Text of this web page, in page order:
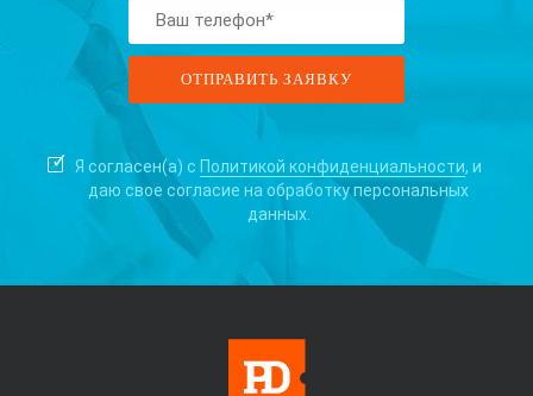
Я согласен(а) с Политикой конфиденциальности, и
даю свое согласие на обработку персональных
данных.